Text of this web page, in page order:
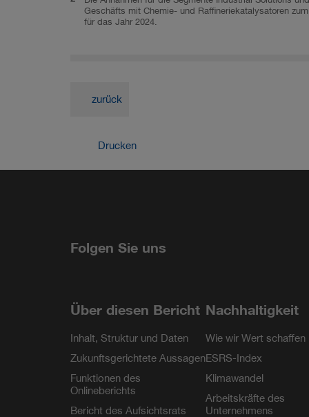
Geschäfts mit Chemie- und Raffineriekatalysatoren
für das Jahr 2024.
zurück
Drucken
Folgen Sie uns
Über diesen Bericht
Inhalt, Struktur und Daten
Zukunftsgerichtete Aussagen
Funktionen des
Onlineberichts
Bericht des Aufsichtsrats
Nachhaltigkeit
Wie wir Wert schaffen
ESRS-Index
Klimawandel
Arbeitskräfte des
Unternehmens